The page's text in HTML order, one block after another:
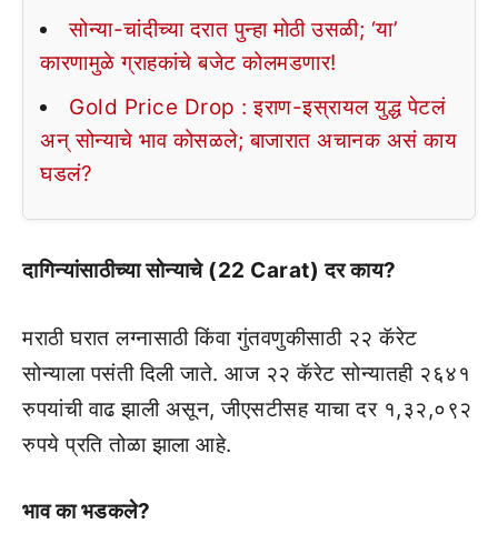
सोन्या-चांदीच्या दरात पुन्हा मोठी उसळी; ‘या’
कारणामुळे ग्राहकांचे बजेट कोलमडणार!
Gold Price Drop : इराण-इस्रायल युद्ध पेटलं
अन् सोन्याचे भाव कोसळले; बाजारात अचानक असं काय
घडलं?
दागिन्यांसाठीच्या सोन्याचे (22 Carat) दर काय?
मराठी घरात लग्नासाठी किंवा गुंतवणुकीसाठी २२ कॅरेट
सोन्याला पसंती दिली जाते. आज २२ कॅरेट सोन्यातही २६४१
रुपयांची वाढ झाली असून, जीएसटीसह याचा दर १,३२,०९२
रुपये प्रति तोळा झाला आहे.
भाव का भडकले?